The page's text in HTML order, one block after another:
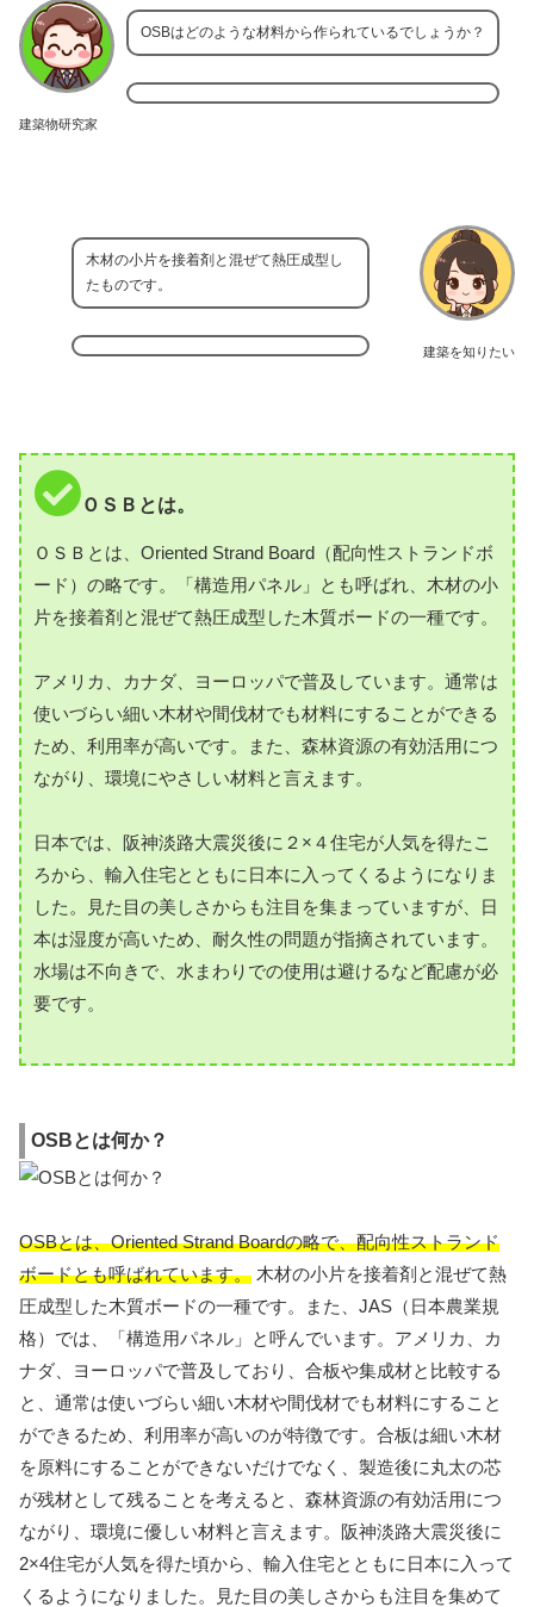
建築物研究家
OSBはどのような材料から作られているでしょうか？
建築を知りたい
木材の小片を接着剤と混ぜて熱圧成型し
たものです。
ＯＳＢとは。
ＯＳＢとは、Oriented Strand Board（配向性ストランドボ
ード）の略です。「構造用パネル」とも呼ばれ、木材の小
片を接着剤と混ぜて熱圧成型した木質ボードの一種です。
アメリカ、カナダ、ヨーロッパで普及しています。通常は
使いづらい細い木材や間伐材でも材料にすることができる
ため、利用率が高いです。また、森林資源の有効活用につ
ながり、環境にやさしい材料と言えます。
日本では、阪神淡路大震災後に２×４住宅が人気を得たこ
ろから、輸入住宅とともに日本に入ってくるようになりま
した。見た目の美しさからも注目を集まっていますが、日
本は湿度が高いため、耐久性の問題が指摘されています。
水場は不向きで、水まわりでの使用は避けるなど配慮が必
要です。
OSBとは何か？
OSBとは、Oriented Strand Boardの略で、配向性ストランド
ボードとも呼ばれています。 木材の小片を接着剤と混ぜて熱
圧成型した木質ボードの一種です。また、JAS（日本農業規
格）では、「構造用パネル」と呼んでいます。アメリカ、カ
ナダ、ヨーロッパで普及しており、合板や集成材と比較する
と、通常は使いづらい細い木材や間伐材でも材料にすること
ができるため、利用率が高いのが特徴です。合板は細い木材
を原料にすることができないだけでなく、製造後に丸太の芯
が残材として残ることを考えると、森林資源の有効活用につ
ながり、環境に優しい材料と言えます。阪神淡路大震災後に
2×4住宅が人気を得た頃から、輸入住宅とともに日本に入って
くるようになりました。見た目の美しさからも注目を集めて